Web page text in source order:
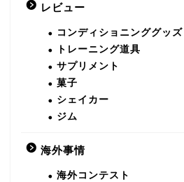
レビュー
コンディショニンググッズ
トレーニング道具
サプリメント
菓子
シェイカー
ジム
海外事情
海外コンテスト